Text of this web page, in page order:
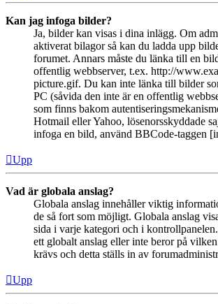
Kan jag infoga bilder?
Ja, bilder kan visas i dina inlägg. Om
aktiverat bilagor så kan du ladda upp
forumet. Annars måste du länka till en
offentlig webbserver, t.ex. http://
picture.gif. Du kan inte länka till bilder
PC (såvida den inte är en offentlig
som finns bakom
Hotmail eller Yahoo, lösenorsskyddade
infoga en bild, använd BBCode-taggen
Upp
Vad är globala anslag?
Globala anslag innehåller viktig
de så fort som möjligt. Globala anslag
sida i varje kategori och i
ett globalt anslag eller inte beror på
krävs och detta ställs in av
Upp